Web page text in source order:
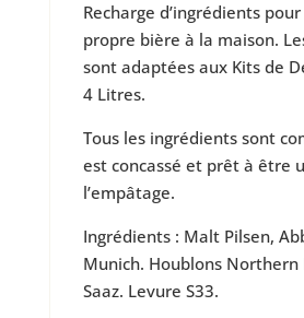
Recharge d’ingrédients
propre bière à la maison.
sont adaptées aux Kits de
4 Litres.
Tous les ingrédients sont
est concassé et prêt à être
l’empâtage.
Ingrédients : Malt Pilsen,
Munich. Houblons
Saaz. Levure S33.